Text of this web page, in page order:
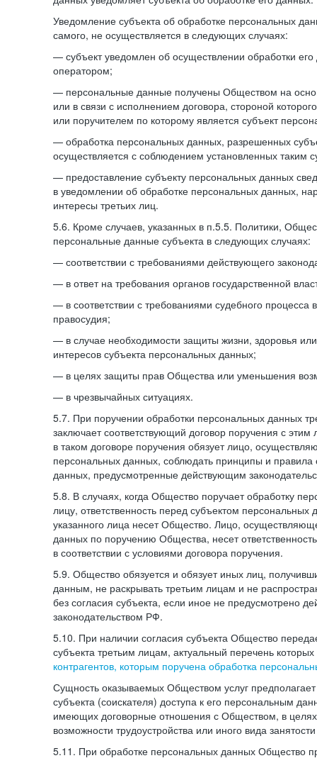
Уведомление субъекта об обработке персональных
самого, не осуществляется в следующих случаях:
— субъект уведомлен об осуществлении обработки
оператором;
— персональные данные получены Обществом на
или в связи с исполнением договора, стороной
или поручителем по которому является субъект
— обработка персональных данных, разрешенных
осуществляется с соблюдением установленных таким
— предоставление субъекту персональных данных
в уведомлении об обработке персональных данных,
интересы третьих лиц.
5.6. Кроме случаев, указанных в п.5.5. Политики,
персональные данные субъекта в следующих случаях:
— соответствии с требованиями действующего
— в ответ на требования органов государственной
— в соответствии с требованиями судебного процесса
правосудия;
— в случае необходимости защиты жизни, здоровья
интересов субъекта персональных данных;
— в целях защиты прав Общества или уменьшения
— в чрезвычайных ситуациях.
5.7. При поручении обработки персональных данных
заключает соответствующий договор поручения с
в таком договоре поручения обязует лицо,
персональных данных, соблюдать принципы и правила
данных, предусмотренные действующим
5.8. В случаях, когда Общество поручает обработку
лицу, ответственность перед субъектом персональных
указанного лица несет Общество. Лицо,
данных по поручению Общества, несет
в соответствии с условиями договора поручения.
5.9. Общество обязуется и обязует иных лиц,
данным, не раскрывать третьим лицам и не
без согласия субъекта, если иное не предусмотрено
законодательством РФ.
5.10. При наличии согласия субъекта Общество
субъекта третьим лицам, актуальный перечень
контрагентов, которым поручена обработка
Сущность оказываемых Обществом услуг
субъекта (соискателя) доступа к его персональным
имеющих договорные отношения с Обществом, в
возможности трудоустройства или иного вида
5.11. При обработке персональных данных Общество